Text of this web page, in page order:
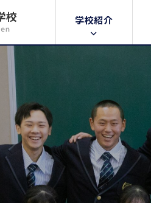
学校紹介